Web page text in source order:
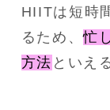
HIITは短時
るため、忙
方法 といえ